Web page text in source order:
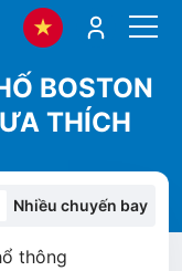
BOSTON
THÍCH
Nhiều chuyến bay
thông